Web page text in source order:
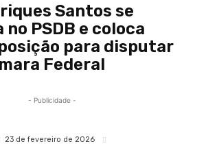
Santos se
PSDB e coloca
para disputar
Federal
- Publicidade -
23 de fevereiro de 2026